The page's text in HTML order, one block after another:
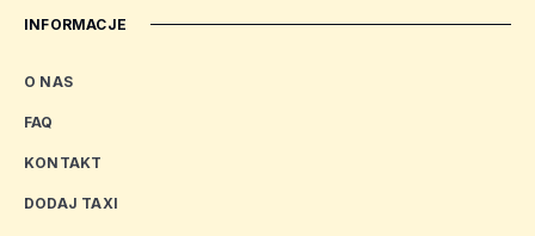
INFORMACJE
O NAS
FAQ
KONTAKT
DODAJ TAXI